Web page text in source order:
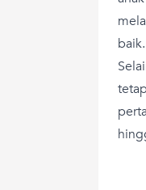
baik.